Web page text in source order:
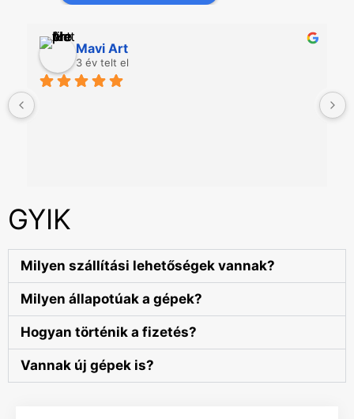
Mavi Art
3 év telt el
GYIK
Milyen szállítási lehetőségek vannak?
Milyen állapotúak a gépek?
Hogyan történik a fizetés?
Vannak új gépek is?